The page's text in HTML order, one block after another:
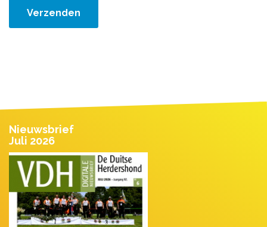
Verzenden
Nieuwsbrief
Juli 2026